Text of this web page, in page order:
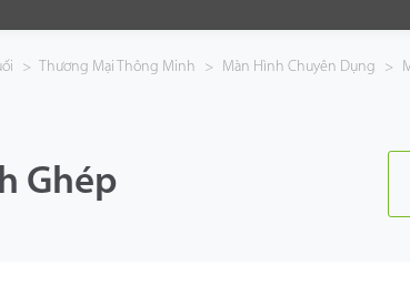
> Thương Mại Thông Minh > Màn Hình Chuyên Dụng >
Ghép